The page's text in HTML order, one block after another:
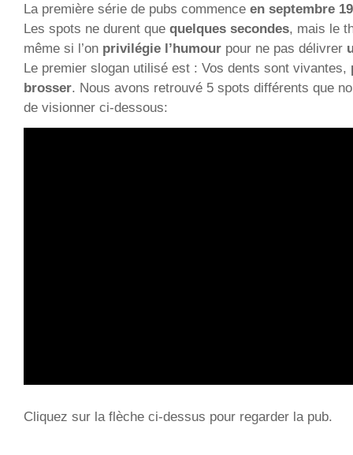
La première série de pubs commence en septembre
Les spots ne durent que quelques secondes, mais le
même si l’on privilégie l’humour pour ne pas délivrer
Le premier slogan utilisé est : Vos dents sont vivantes,
brosser. Nous avons retrouvé 5 spots différents que
de visionner ci-dessous:
Cliquez sur la flèche ci-dessus pour regarder la pub.